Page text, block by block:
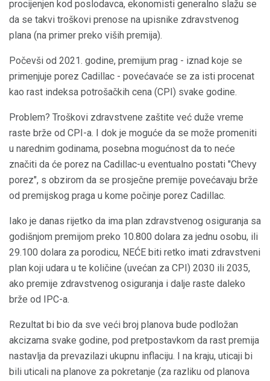
procijenjen kod poslodavca, ekonomisti generalno slažu se
da se takvi troškovi prenose na upisnike zdravstvenog
plana (na primer preko viših premija).
Počevši od 2021. godine, premijum prag - iznad koje se
primenjuje porez Cadillac - povećavaće se za isti procenat
kao rast indeksa potrošačkih cena (CPI) svake godine.
Problem? Troškovi zdravstvene zaštite već duže vreme
raste brže od CPI-a. I dok je moguće da se može promeniti
u narednim godinama, posebna mogućnost da to neće
značiti da će porez na Cadillac-u eventualno postati "Chevy
porez", s obzirom da se prosječne premije povećavaju brže
od premijskog praga u kome počinje porez Cadillac.
Iako je danas rijetko da ima plan zdravstvenog osiguranja sa
godišnjom premijom preko 10.800 dolara za jednu osobu, ili
29.100 dolara za porodicu, NEĆE biti retko imati zdravstveni
plan koji udara u te količine (uvećan za CPI) 2030 ili 2035,
ako premije zdravstvenog osiguranja i dalje raste daleko
brže od IPC-a.
Rezultat bi bio da sve veći broj planova bude podložan
akcizama svake godine, pod pretpostavkom da rast premija
nastavlja da prevazilazi ukupnu inflaciju. I na kraju, uticaji bi
bili uticali na planove za pokretanje (za razliku od planova